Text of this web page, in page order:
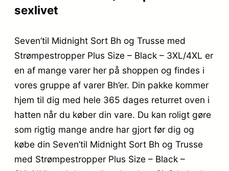
sexlivet
Seven’til Midnight Sort Bh og Trusse med
Strømpestropper Plus Size – Black – 3XL/4XL er
en af mange varer her på shoppen og findes i
vores gruppe af varer Bh’er. Din pakke kommer
hjem til dig med hele 365 dages returret oven i
hatten når du køber din vare. Du kan roligt gøre
som rigtig mange andre har gjort før dig og
købe din Seven’til Midnight Sort Bh og Trusse
med Strømpestropper Plus Size – Black –